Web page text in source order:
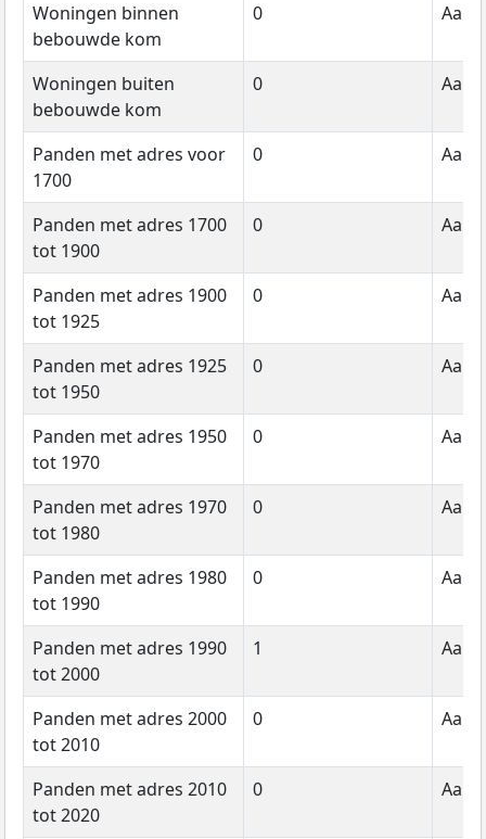
Woningen binnen
bebouwde kom
0
Woningen buiten
bebouwde kom
0
Panden met adres voor
1700
0
Panden met adres 1700
tot 1900
0
Panden met adres 1900
tot 1925
0
Panden met adres 1925
tot 1950
0
Panden met adres 1950
tot 1970
0
Panden met adres 1970
tot 1980
0
Panden met adres 1980
tot 1990
0
Panden met adres 1990
tot 2000
1
Panden met adres 2000
tot 2010
0
Panden met adres 2010
tot 2020
0